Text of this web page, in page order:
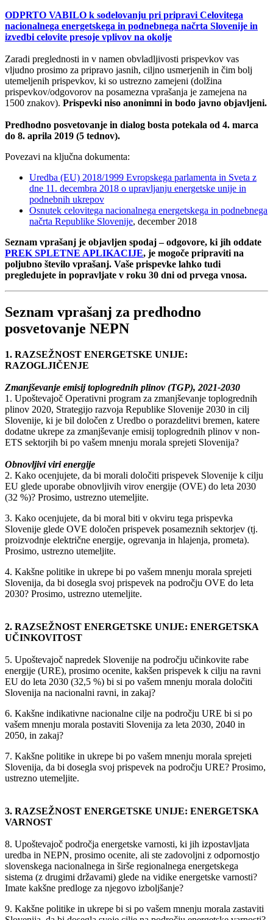
ODPRTO VABILO k sodelovanju pri pripravi Celovitega
nacionalnega energetskega in podnebnega načrta Slovenije in
izvedbi celovite presoje vplivov na okolje
Zaradi preglednosti in v namen obvladljivosti prispevkov vas
vljudno prosimo za pripravo jasnih, ciljno usmerjenih in čim bolj
utemeljenih prispevkov, ki so ustrezno zamejeni (dolžina
prispevkov/odgovorov na posamezna vprašanja je zamejena na
1500 znakov). Prispevki niso anonimni in bodo javno objavljeni.
Predhodno posvetovanje in dialog bosta potekala od 4. marca
do 8. aprila 2019 (5 tednov).
Povezavi na ključna dokumenta:
Uredba (EU) 2018/1999 Evropskega parlamenta in Sveta z
dne 11. decembra 2018 o upravljanju energetske unije in
podnebnih ukrepov
Osnutek celovitega nacionalnega energetskega in podnebnega
načrta Republike Slovenije, december 2018
Seznam vprašanj je objavljen spodaj – odgovore, ki jih oddate
PREK SPLETNE APLIKACIJE, je mogoče pripraviti na
poljubno število vprašanj. Vaše prispevke lahko tudi
pregledujete in popravljate v roku 30 dni od prvega vnosa.
Seznam vprašanj za predhodno
posvetovanje NEPN
1. RAZSEŽNOST ENERGETSKE UNIJE:
RAZOGLJIČENJE
Zmanjševanje emisij toplogrednih plinov (TGP), 2021-2030
1. Upoštevajoč Operativni program za zmanjševanje toplogrednih
plinov 2020, Strategijo razvoja Republike Slovenije 2030 in cilj
Slovenije, ki je bil določen z Uredbo o porazdelitvi bremen, katere
dodatne ukrepe za zmanjševanje emisij toplogrednih plinov v non-
ETS sektorjih bi po vašem mnenju morala sprejeti Slovenija?
Obnovljivi viri energije
2. Kako ocenjujete, da bi morali določiti prispevek Slovenije k cilju
EU glede uporabe obnovljivih virov energije (OVE) do leta 2030
(32 %)? Prosimo, ustrezno utemeljite.
3. Kako ocenjujete, da bi moral biti v okviru tega prispevka
Slovenije glede OVE določen prispevek posameznih sektorjev (tj.
proizvodnje električne energije, ogrevanja in hlajenja, prometa).
Prosimo, ustrezno utemeljite.
4. Kakšne politike in ukrepe bi po vašem mnenju morala sprejeti
Slovenija, da bi dosegla svoj prispevek na področju OVE do leta
2030? Prosimo, ustrezno utemeljite.
2. RAZSEŽNOST ENERGETSKE UNIJE: ENERGETSKA
UČINKOVITOST
5. Upoštevajoč napredek Slovenije na področju učinkovite rabe
energije (URE), prosimo ocenite, kakšen prispevek k cilju na ravni
EU do leta 2030 (32,5 %) bi si po vašem mnenju morala določiti
Slovenija na nacionalni ravni, in zakaj?
6. Kakšne indikativne nacionalne cilje na področju URE bi si po
vašem mnenju morala postaviti Slovenija za leta 2030, 2040 in
2050, in zakaj?
7. Kakšne politike in ukrepe bi po vašem mnenju morala sprejeti
Slovenija, da bi dosegla svoj prispevek na področju URE? Prosimo,
ustrezno utemeljite.
3. RAZSEŽNOST ENERGETSKE UNIJE: ENERGETSKA
VARNOST
8. Upoštevajoč področja energetske varnosti, ki jih izpostavljata
uredba in NEPN, prosimo ocenite, ali ste zadovoljni z odpornostjo
slovenskega nacionalnega in širše regionalnega energetskega
sistema (z drugimi državami) glede na vidike energetske varnosti?
Imate kakšne predloge za njegovo izboljšanje?
9. Kakšne politike in ukrepe bi si po vašem mnenju morala zastaviti